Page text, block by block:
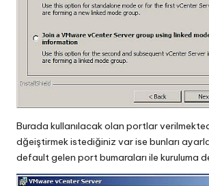
Burada kullanılacak olan portlar
dğeiştirmek istediğiniz var ise bunları
default gelen port bumaraları ile kuruluma